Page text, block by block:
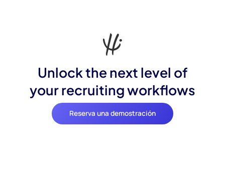
Unlock the next level of
your recruiting workflows
Reserva una demostración